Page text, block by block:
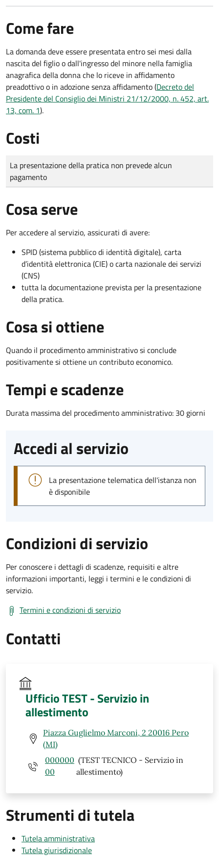
Come fare
La domanda deve essere presentataentro sei mesi dalla
nascita del figlio o dall'ingresso del minore nella famiglia
anagrafica della donna che lo riceve in affidamento
preadottivo o in adozione senza affidamento (Decreto del
Presidente del Consiglio dei Ministri 21/12/2000, n. 452, art.
13, com. 1).
Costi
Tipo di pagamento
Importo
La presentazione della pratica non prevede alcun
pagamento
Cosa serve
Per accedere al servizio, assicurati di avere:
SPID (sistema pubblico di identità digitale), carta
d’identità elettronica (CIE) o carta nazionale dei servizi
(CNS)
tutta la documentazione prevista per la presentazione
della pratica.
Cosa si ottiene
Quando il procedimento amministrativo si conclude
positivamente si ottiene un contributo economico.
Tempi e scadenze
Durata massima del procedimento amministrativo: 30 giorni
Accedi al servizio
La presentazione telematica dell'istanza non
è disponibile
Condizioni di servizio
Per conoscere i dettagli di scadenze, requisiti e altre
informazioni importanti, leggi i termini e le condizioni di
servizio.
Termini e condizioni di servizio
Contatti
Ufficio TEST - Servizio in
allestimento
Piazza Guglielmo Marconi, 2 20016 Pero
(MI)
000000
00
(TEST TECNICO - Servizio in
allestimento)
Strumenti di tutela
Tutela amministrativa
Tutela giurisdizionale